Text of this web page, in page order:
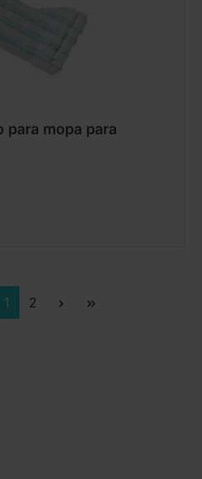
para mopa para
Página
1 Página
2